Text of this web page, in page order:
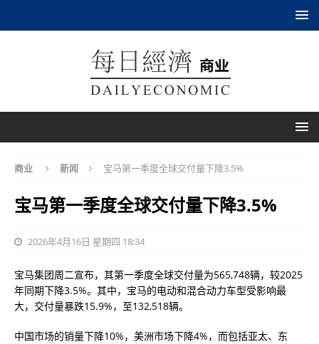
商业 新闻 宝马第一季度全球交付量下降3.5%
宝马第一季度全球交付量下降3.5%
2026年4月16日 星期四 18:34
宝马集团周二宣布，其第一季度全球交付量为565,748辆，较2025
年同期下降3.5%。其中，宝马的电动和混合动力车型受影响最
大，交付量暴跌15.9%，至132,518辆。
中国市场的销量下降10%，美洲市场下降4%，而包括亚太、东